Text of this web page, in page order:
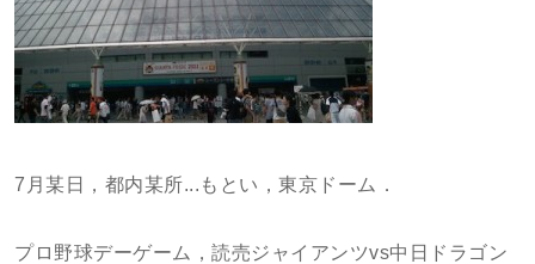
7月某日，都内某所...もとい，東京ドーム．
プロ野球デーゲーム，読売ジャイアンツvs中日ドラゴン